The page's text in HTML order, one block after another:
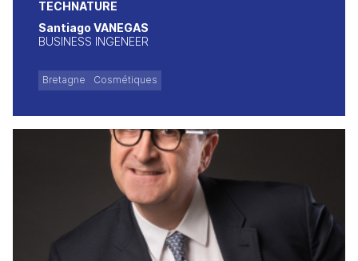
TECHNATURE
Santiago VANEGAS
BUSINESS INGENEER
Bretagne Cosmétiques